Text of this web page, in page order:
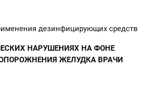
дезинфицирующих средств
НАРУШЕНИЯХ НА ФОНЕ
ЖЕЛУДКА ВРАЧИ